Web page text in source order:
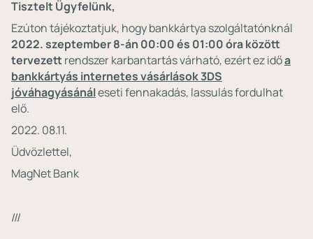
Tisztelt Ügyfelünk,
Ezúton tájékoztatjuk, hogy bankkártya szolgáltatónknál
2022. szeptember 8-án 00:00 és 01:00 óra között
tervezettrendszer karbantartás várható, ezért ez időa
bankkártyás internetes vásárlások 3DS
jóváhagyásánáleseti fennakadás, lassulás fordulhat
elő.
2022. 08.11.
Üdvözlettel,
MagNet Bank
///